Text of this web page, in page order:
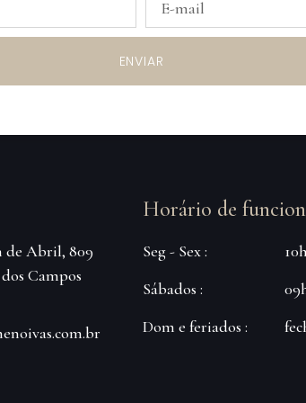
ENVIAR
de Abril, 809
Campos
Horário de
Seg - Sex :
Sábados :
Dom e feriados :